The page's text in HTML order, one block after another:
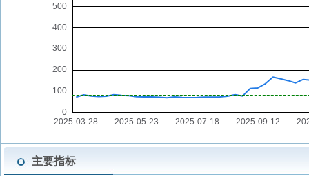
主要指标